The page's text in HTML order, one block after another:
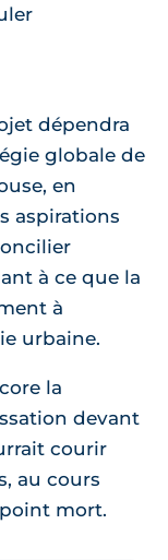
dépendra
globale de
en
aspirations
à ce que la
à
urbaine.
la
devant
courir
au cours
mort.